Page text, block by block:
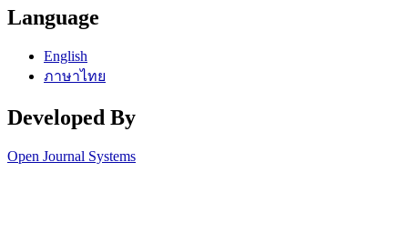
Language
English
ภาษาไทย
Developed By
Open Journal Systems